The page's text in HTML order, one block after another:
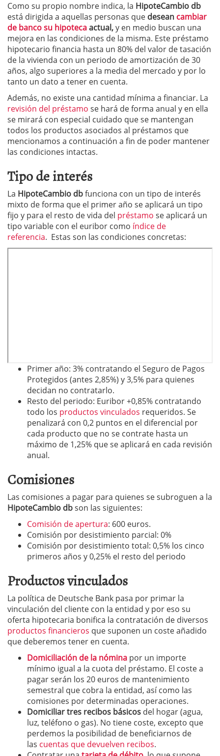
Como su propio nombre indica, la HipoteCambio db
está dirigida a aquellas personas que desean cambiar
de banco su hipotecaactual,y en medio buscan una
mejora en las condiciones de la misma. Este préstamo
hipotecario financia hasta un 80% del valor de tasación
de la vivienda con un periodo de amortización de 30
años, algo superiores a la media del mercado y por lo
tanto un dato a tener en cuenta.
Además, no existe una cantidad mínima a financiar. La
revisión del préstamo se hará de forma anual y en ella
se mirará con especial cuidado que se mantengan
todos los productos asociados al préstamos que
mencionamos a continuación a fin de poder mantener
las condiciones intactas.
Tipo de interés
La HipoteCambio dbfunciona con un tipo de interés
mixto de forma que el primer año se aplicará un tipo
fijo y para el resto de vida del préstamo se aplicará un
tipo variable con el euribor como índice de
referencia. Estas son las condiciones concretas:
Primer año: 3% contratando el Seguro de Pagos
Protegidos (antes 2,85%) y 3,5% para quienes
decidan no contratarlo.
Resto del periodo: Euribor +0,85% contratando
todo los productos vinculados requeridos. Se
penalizará con 0,2 puntos en el diferencial por
cada producto que no se contrate hasta un
máximo de 1,25% que se aplicará en cada revisión
anual.
Comisiones
Las comisiones a pagar para quienes se subroguen a la
HipoteCambio dbson las siguientes:
Comisión de apertura: 600 euros.
Comisión por desistimiento parcial: 0%
Comisión por desistimiento total: 0,5% los cinco
primeros años y 0,25% el resto del periodo
Productos vinculados
La política de Deutsche Bank pasa por primar la
vinculación del cliente con la entidad y por eso su
oferta hipotecaria bonifica la contratación de diversos
productos financieros que suponen un coste añadido
que deberemos tener en cuenta.
Domiciliación de la nómina por un importe
mínimo igual a la cuota del préstamo. El coste a
pagar serán los 20 euros de mantenimiento
semestral que cobra la entidad, así como las
comisiones por determinadas operaciones.
Domiciliar tres recibos básicos del hogar (agua,
luz, teléfono o gas). No tiene coste, excepto que
perdemos la posibilidad de beneficiarnos de
las cuentas que devuelven recibos.